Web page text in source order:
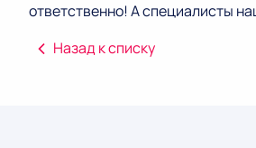
ответственно! А специалисты
Назад к списку